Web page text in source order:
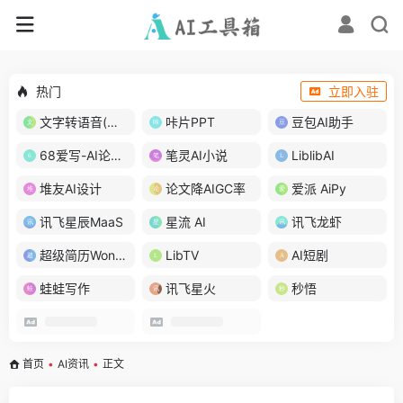
热门
立即入驻
文字转语音(琅琅配音)
咔片PPT 豆包AI助手
68爱写-AI论文写作 笔灵AI小说 LiblibAI
堆友AI设计 论文降AIGC率 爱派 AiPy
讯飞星辰MaaS 星流 AI 讯飞龙虾
超级简历WonderCV LibTV AI短剧
蛙蛙写作 讯飞星火 秒悟
首页 • AI资讯 • 正文